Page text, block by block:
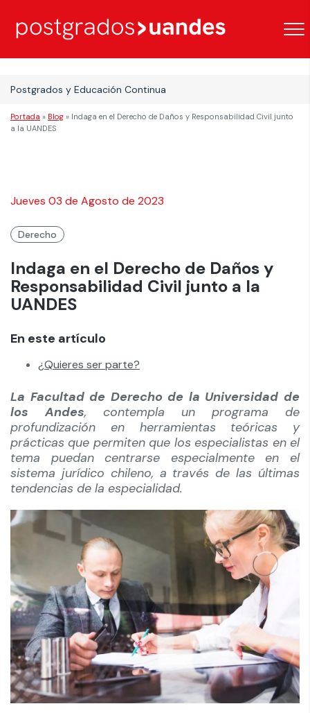
Postgrados y Educación Continua
Portada » Blog » Indaga en el Derecho de Daños y Responsabilidad Civil junto
a la UANDES
Jueves 03 de Agosto de 2023
Derecho
Indaga en el Derecho de Daños y
Responsabilidad Civil junto a la
UANDES
En este artículo
¿Quieres ser parte?
La Facultad de Derecho de la Universidad de
los Andes, contempla un programa de
profundización en herramientas teóricas y
prácticas que permiten que los especialistas en el
tema puedan centrarse especialmente en el
sistema jurídico chileno, a través de las últimas
tendencias de la especialidad.